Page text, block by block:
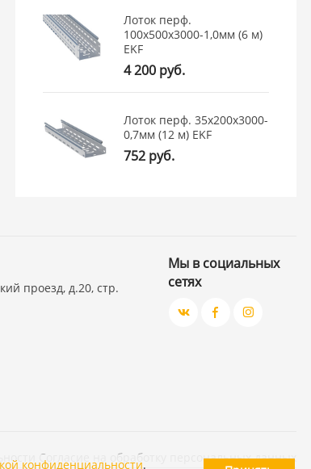
Лоток перф.
100х500х3000-1,0мм (6 м)
EKF
4 200 руб.
Лоток перф. 35х200х3000-
0,7мм (12 м) EKF
752 руб.
проезд, д.20, стр.
Мы в социальных
сетях
Согласие на обработку персональных данных
конфиденциальности.